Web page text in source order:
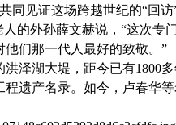
同见证这场跨越世纪的“回访
外孙薛文赫说，“这次专
们那一代人最好的致敬。”
湖大堤，距今已有1800
遗产名录。如今，卢春华